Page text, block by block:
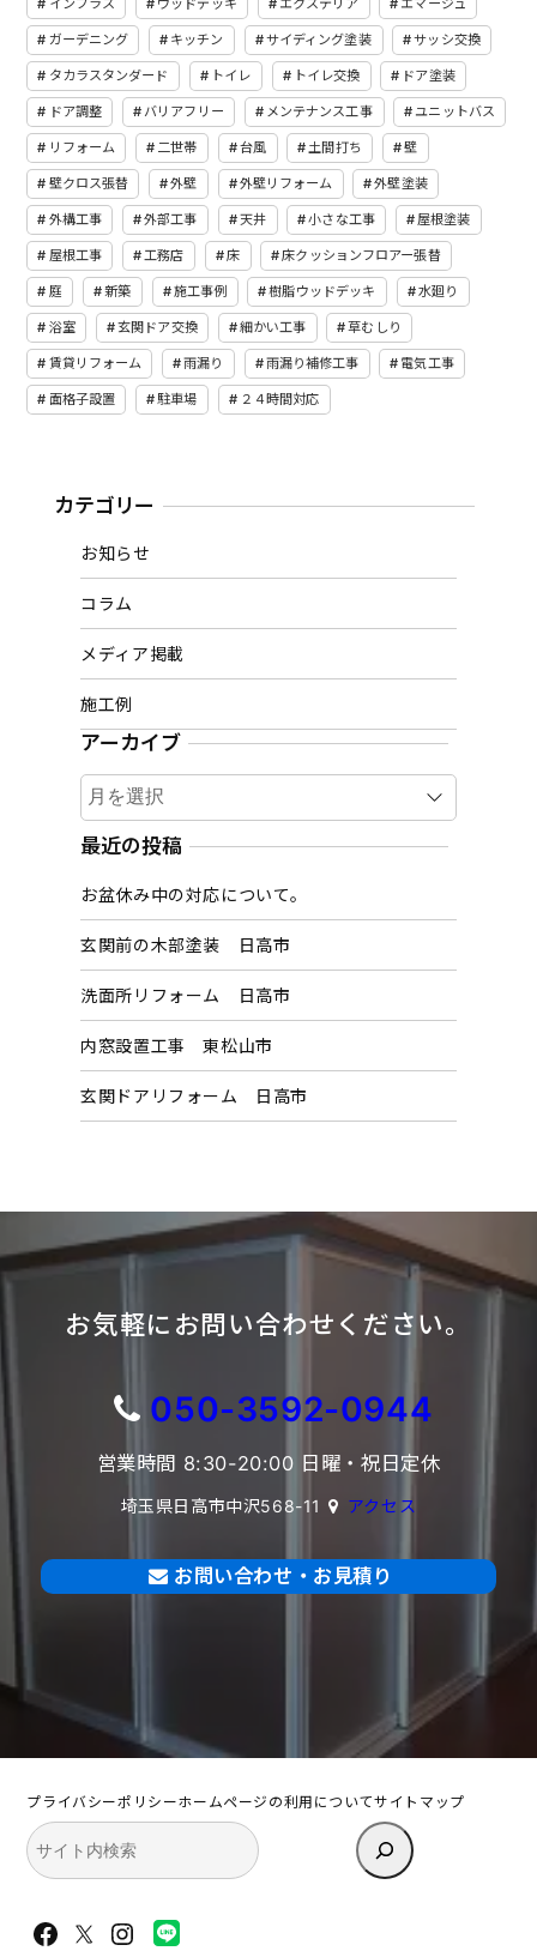
ガーデニング キッチン サイディング塗装 サッシ交換
タカラスタンダード トイレ トイレ交換 ドア塗装
ドア調整 バリアフリー メンテナンス工事 ユニットバス
リフォーム 二世帯 台風 土間打ち 壁
壁クロス張替 外壁 外壁リフォーム 外壁塗装
外構工事 外部工事 天井 小さな工事 屋根塗装
屋根工事 工務店 床 床クッションフロアー張替
庭 新築 施工事例 樹脂ウッドデッキ 水廻り
浴室 玄関ドア交換 細かい工事 草むしり
賃貸リフォーム 雨漏り 雨漏り補修工事 電気工事
面格子設置 駐車場 ２４時間対応
カテゴリー
お知らせ
コラム
メディア掲載
施工例
アーカイブ
ア
ー
カ
ブ
最近の投稿
お盆休み中の対応について。
玄関前の木部塗装 日高市
洗面所リフォーム 日高市
内窓設置工事 東松山市
玄関ドアリフォーム 日高市
お気軽にお問い合わせください。
050-3592-0944
営業時間 8:30-20:00 日曜・祝日定休
埼玉県日高市中沢568-11 アクセス
お問い合わせ・お見積り
プライバシーポリシーホームページの利用についてサイトマップ
検
索
Facebook
X Instagram